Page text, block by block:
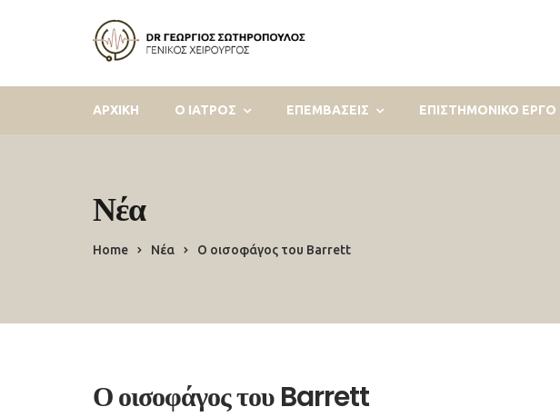
ΑΡΧΙΚΗ Ο ΙΑΤΡΟΣ ΕΠΕΜΒΑΣΕΙΣ ΕΠΙΣΤΗΜΟΝΙΚΟ ΕΡΓΟ
Νέα
Home Νέα Ο οισοφάγος του Barrett
Ο οισοφάγος του Barrett